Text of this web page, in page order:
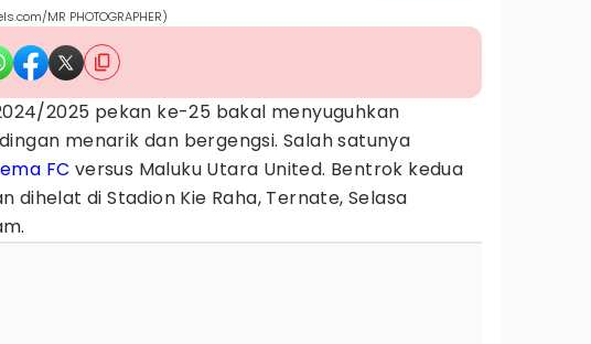
MR PHOTOGRAPHER)
2025 pekan ke-25 bakal menyuguhkan
menarik dan bergengsi. Salah satunya
FC versus Maluku Utara United. Bentrok kedua
dihelat di Stadion Kie Raha, Ternate, Selasa